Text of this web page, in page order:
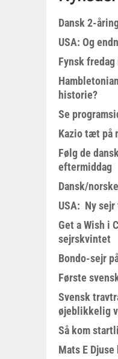
Dansk 2-
USA: Og
Fynsk
historie?
Se
Kazio tæt på
Følg de
eftermiddag
Dansk/
USA: Ny
Get a Wish i
sejrskvintet
Bondo-sejr
Første
Svensk
øjeblikkelig
Så kom
Mats E